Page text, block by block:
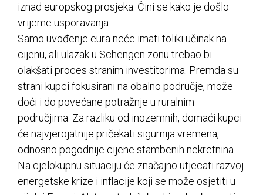
iznad europskog prosjeka. Čini se kako je došlo
vrijeme usporavanja.
Samo uvođenje eura neće imati toliki učinak na
cijenu, ali ulazak u Schengen zonu trebao bi
olakšati proces stranim investitorima. Premda su
strani kupci fokusirani na obalno područje, može
doći i do povećane potražnje u ruralnim
područjima. Za razliku od inozemnih, domaći kupci
će najvjerojatnije pričekati sigurnija vremena,
odnosno pogodnije cijene stambenih nekretnina.
Na cjelokupnu situaciju će značajno utjecati razvoj
energetske krize i inflacije koji se može osjetiti u